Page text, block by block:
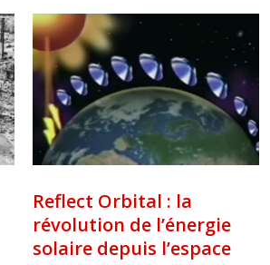
Reflect Orbital : la
révolution de l’énergie
solaire depuis l’espace